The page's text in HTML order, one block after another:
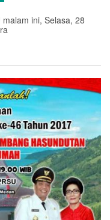
ini, Selasa, 28